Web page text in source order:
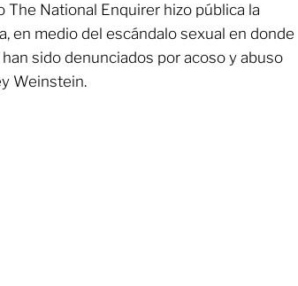
The National Enquirer hizo pública la
en medio del escándalo sexual en donde
sido denunciados por acoso y abuso
Weinstein.